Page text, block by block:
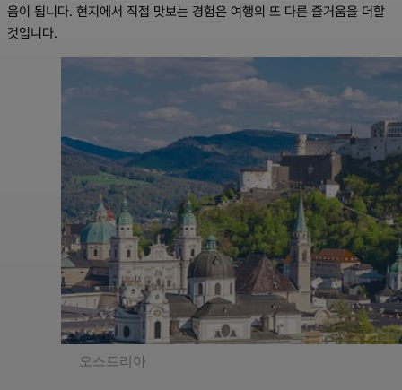
움이 됩니다. 현지에서 직접 맛보는 경험은 여행의 또 다른 즐거움을 더할
것입니다.
오스트리아